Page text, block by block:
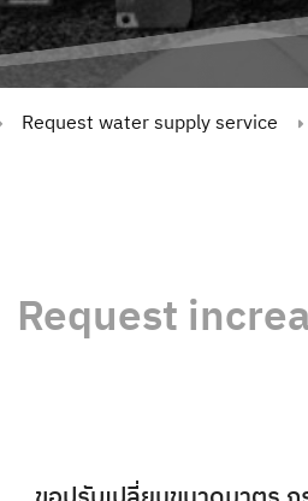
Request water supply service
Request